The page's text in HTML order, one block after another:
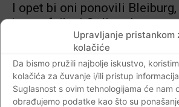
Upravljanje pristankom
kolačiće
Da bismo pružili najbolje iskustvo,
kolačića za čuvanje i/ili pristup
Suglasnost s ovim tehnologijama će nam
obrađujemo podatke kao što su
I opet bi oni ponovili
jame , fojbe i Goli otok
Braniteljski portal - 31.05.2020
Impressum Kontaktirajte nas